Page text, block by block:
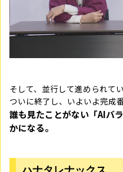
そして、並行して進められて
ついに終了し、いよいよ完成
誰も見たことがない「AIバ
かになる。